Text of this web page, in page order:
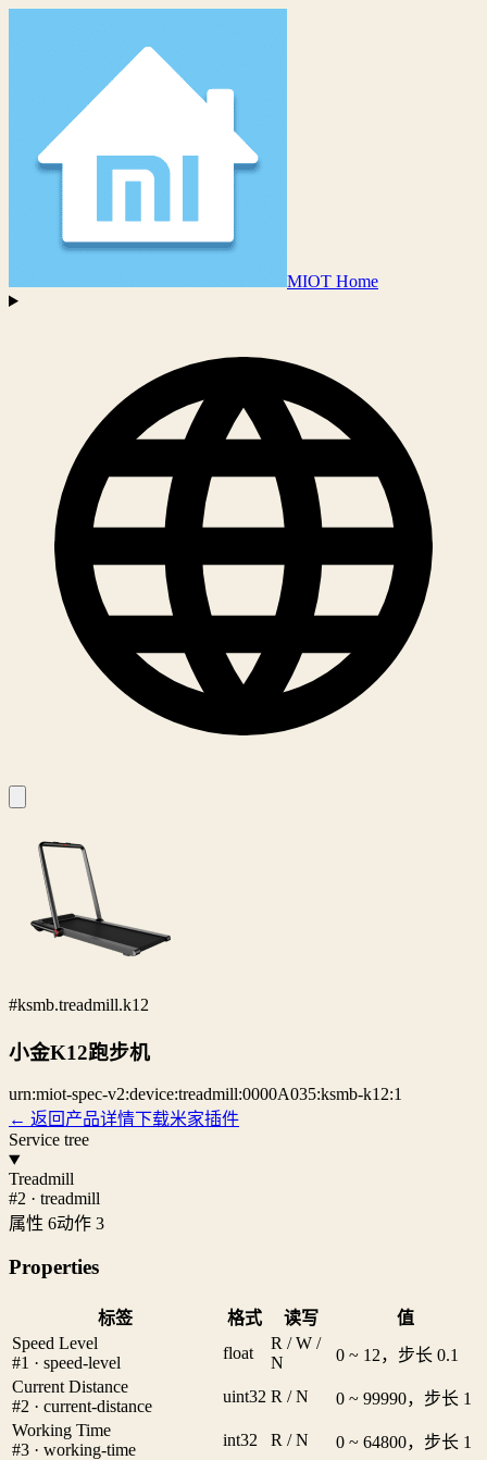
MIOT Home
#ksmb.treadmill.k12
小金K12跑步机
urn:miot-spec-v2:device:treadmill:0000A035:ksmb-k12:1
← 返回产品详情下载米家插件
Service tree
Treadmill
#2 · treadmill
属性 6动作 3
Properties
标签 格式 读写
值
Speed Level
#1 · speed-level
float
R / W /
N
0 ~ 12，步长 0.1
Current Distance
#2 · current-distance
uint32 R / N
0 ~ 99990，步长 1
Working Time
#3 · working-time
int32 R / N
0 ~ 64800，步长 1